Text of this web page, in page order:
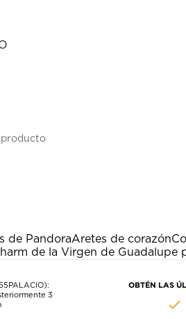
producto
de PandoraAretes de corazón
de la Virgen de Guadalupe
3
OBTÉN LAS